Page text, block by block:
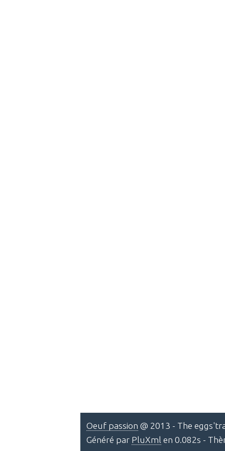
Oeuf passion @ 2013 - The
Généré par PluXml en 0.082s -